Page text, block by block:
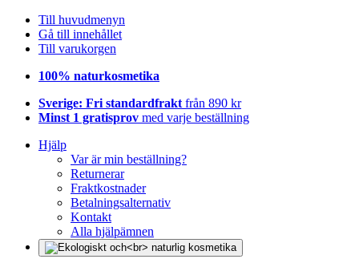
Till huvudmenyn
Gå till innehållet
Till varukorgen
100% naturkosmetika
Sverige: Fri standardfrakt från 890 kr
Minst 1 gratisprov med varje beställning
Hjälp
Var är min beställning?
Returnerar
Fraktkostnader
Betalningsalternativ
Kontakt
Alla hjälpämnen